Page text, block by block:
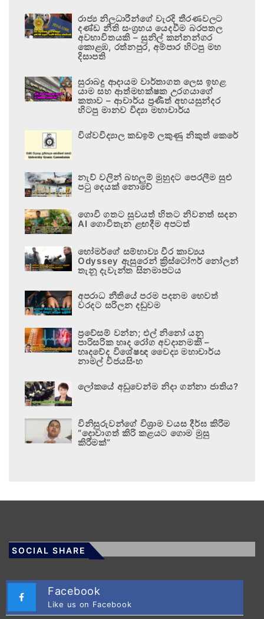
රාජ්‍ය නිලධාරීන්ගේ වැරදි තීරණවලට
දණ්ඩ නීති සංග්‍රහය යෙදවීම බරපතල
අවභාවිතයකි – සුනිල් කන්නන්ගර
කොළඹ, රත්නපුර, අම්පාර හිටපු මහ
දිසාපති
සුරාබදු ආදායම වාර්තාගත ලෙස ඉහළ
යාම සහ ආත්මභක්ෂක උරගයාගේ
කතාව – ආචාර්ය ප්‍රණීත් අභයසුන්දර
හිටපු මානව විද්‍යා මහාචාර්ය
විශ්වවිද්‍යාල කඩඉම් ලකුණු නිකුත් කෙරේ
නැව් වලින් බහලුම් මුහුදට පෙරලීම සුළු
පටු දෙයක් නොවේ
ගොවි ගතට සුවයත් හිතට නිවනත් සදන
AI ගොවිතැන ළඟදීම අපටත්
හෝමර්ගේ සම්භාව්‍ය වීර කාව්‍යය
Odyssey ඇසුරෙන් ක්‍රිස්ටෝෆර් නෝලන්
තැනූ දැවැන්ත සිනමාපටය
අපරාධ නීතියේ පරම පදනම හෙවත්
වරදට සරිලන දඬුවම
ප්‍රවේසම් වන්න; එල් නිනෝ යනු
පාරිසරික හෘද රෝග අවදානමකි –
හෘදවේද විශේෂඥ වෛද්‍ය මහාචාර්ය
නාමල් විජයසිංහ
ලෝකයේ අඩුවෙන්ම නිදා ගන්නා ජාතිය?
විනිසුරුවන්ගේ විශ්‍රාම වයස දීර්ඝ කිරීම
“දොවාගත් කිරි කළයට ගොම මුසු
කිරීමක්”
SOCIAL SHARE
Facebook
Like us on Facebook